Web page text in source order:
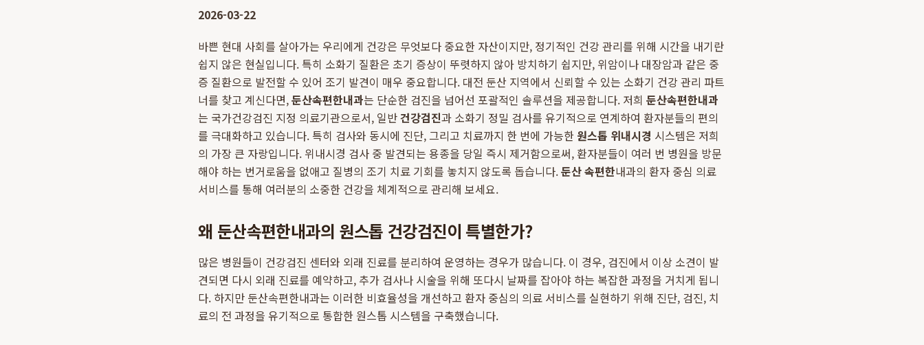
2026-03-22
바쁜 현대 사회를 살아가는 우리에게 건강은 무엇보다 중요한 자산이지만, 정기적인 건강 관리를 위해 시간을 내기란
쉽지 않은 현실입니다. 특히 소화기 질환은 초기 증상이 뚜렷하지 않아 방치하기 쉽지만, 위암이나 대장암과 같은 중
증 질환으로 발전할 수 있어 조기 발견이 매우 중요합니다. 대전 둔산 지역에서 신뢰할 수 있는 소화기 건강 관리 파트
너를 찾고 계신다면,둔산속편한내과는 단순한 검진을 넘어선 포괄적인 솔루션을 제공합니다. 저희 둔산속편한내과
는 국가건강검진 지정 의료기관으로서, 일반건강검진과 소화기 정밀 검사를 유기적으로 연계하여 환자분들의 편의
를 극대화하고 있습니다. 특히 검사와 동시에 진단, 그리고 치료까지 한 번에 가능한 원스톱 위내시경 시스템은 저희
의 가장 큰 자랑입니다. 위내시경 검사 중 발견되는 용종을 당일 즉시 제거함으로써, 환자분들이 여러 번 병원을 방문
해야 하는 번거로움을 없애고 질병의 조기 치료 기회를 놓치지 않도록 돕습니다.둔산 속편한내과의 환자 중심 의료
서비스를 통해 여러분의 소중한 건강을 체계적으로 관리해 보세요.
왜 둔산속편한내과의 원스톱 건강검진이 특별한가?
많은 병원들이 건강검진 센터와 외래 진료를 분리하여 운영하는 경우가 많습니다. 이 경우, 검진에서 이상 소견이 발
견되면 다시 외래 진료를 예약하고, 추가 검사나 시술을 위해 또다시 날짜를 잡아야 하는 복잡한 과정을 거치게 됩니
다. 하지만 둔산속편한내과는 이러한 비효율성을 개선하고 환자 중심의 의료 서비스를 실현하기 위해 진단, 검진, 치
료의 전 과정을 유기적으로 통합한 원스톱 시스템을 구축했습니다.